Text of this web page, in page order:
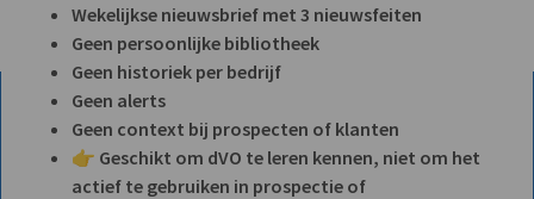
Wekelijkse nieuwsbrief met 3 nieuwsfeiten
Geen persoonlijke bibliotheek
Geen historiek per bedrijf
Geen alerts
Geen context bij prospecten of klanten
👉 Geschikt om dVO te leren kennen, niet om het
actief te gebruiken in prospectie of